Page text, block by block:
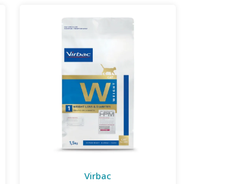
Virbac